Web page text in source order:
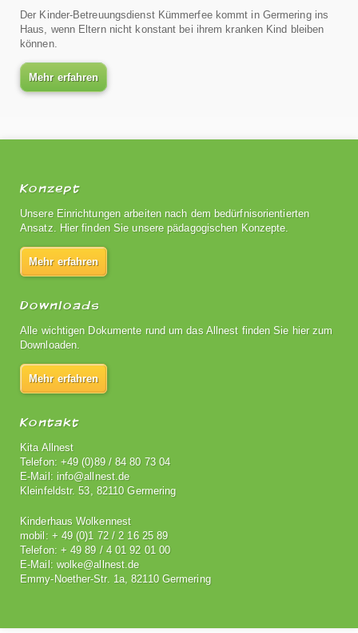
Der Kinder-Betreuungsdienst Kümmerfee kommt in Germering ins
Haus, wenn Eltern nicht konstant bei ihrem kranken Kind bleiben
können.
Mehr erfahren
Konzept
Unsere Einrichtungen arbeiten nach dem bedürfnisorientierten
Ansatz. Hier finden Sie unsere pädagogischen Konzepte.
Mehr erfahren
Downloads
Alle wichtigen Dokumente rund um das Allnest finden Sie hier zum
Downloaden.
Mehr erfahren
Kontakt
Kita Allnest
Telefon: +49 (0)89 / 84 80 73 04
E-Mail: info@allnest.de
Kleinfeldstr. 53, 82110 Germering
Kinderhaus Wolkennest
mobil: + 49 (0)1 72 / 2 16 25 89
Telefon: + 49 89 / 4 01 92 01 00
E-Mail: wolke@allnest.de
Emmy-Noether-Str. 1a, 82110 Germering